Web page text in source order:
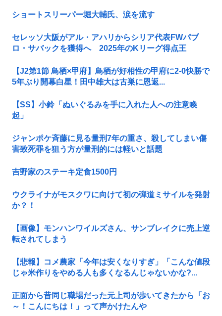
ショートスリーパー堀大輔氏、涙を流す
セレッソ大阪がアル・アハリからシリア代表FWパブ
ロ・サバックを獲得へ 2025年のKリーグ得点王
【J2第1節 鳥栖×甲府】鳥栖が好相性の甲府に2-0快勝で
5年ぶり開幕白星！田中雄大は古巣に恩返...
【SS】小鈴「ぬいぐるみを手に入れた人への注意喚
起」
ジャンポケ斉藤に見る量刑7年の重さ、殺してしまい傷
害致死罪を狙う方が量刑的には軽いと話題
吉野家のステーキ定食1500円
ウクライナがモスクワに向けて初の弾道ミサイルを発射
か？！
【画像】モンハンワイルズさん、サンブレイクに売上逆
転されてしまう
【悲報】コメ農家「今年は安くなりすぎ」「こんな値段
じゃ米作りをやめる人も多くなるんじゃないかな?...
正面から昔同じ職場だった元上司が歩いてきたから「お
～！こんにちは！」って声かけたんや